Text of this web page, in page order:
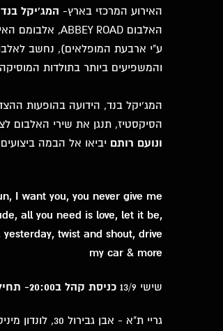
האירוע המרכזי בארץ- המג'יקל בנד
ע"י ארבעת המופלאים), נחשב
והמשפיעים ביותר בתולדות
המג'יקל בנד, הידועה בהופעות
הסיקסטיז, תנגן את שירי האלבום
ונועם רותם יביאו אל הבמה
I want you, you never give me
all you need is love, let it be,
twist and shout, drive
my car & more
שישי 13/9 כניסת קהל ב20:00- תחילת הופעה ב22:00
גריי ת"א - אבן גבירול 30, לונדון מיניסטור, ת"א